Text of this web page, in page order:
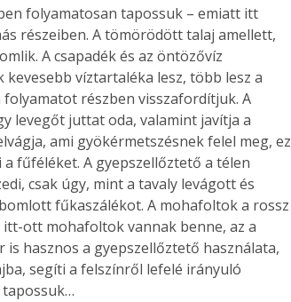
folyamatosan tapossuk – emiatt itt
részeiben. A tömörödött talaj amellett,
A csapadék és az öntözővíz
víztartaléka lesz, több lesz a
részben visszafordítjuk. A
levegőt juttat oda, valamint javítja a
ami gyökérmetszésnek felel meg, ez
fűféléket. A gyepszellőztető a télen
csak úgy, mint a tavaly levágott és
fűkaszálékot. A mohafoltok a rossz
ott mohafoltok vannak benne, az a
hasznos a gyepszellőztető használata,
segíti a felszínről lefelé irányuló
tapossuk…